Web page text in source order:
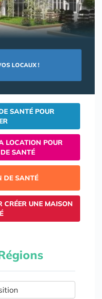
LOCAUX !
SANTÉ POUR
LOCATION POUR
SANTÉ
DE SANTÉ
CRÉER UNE MAISON